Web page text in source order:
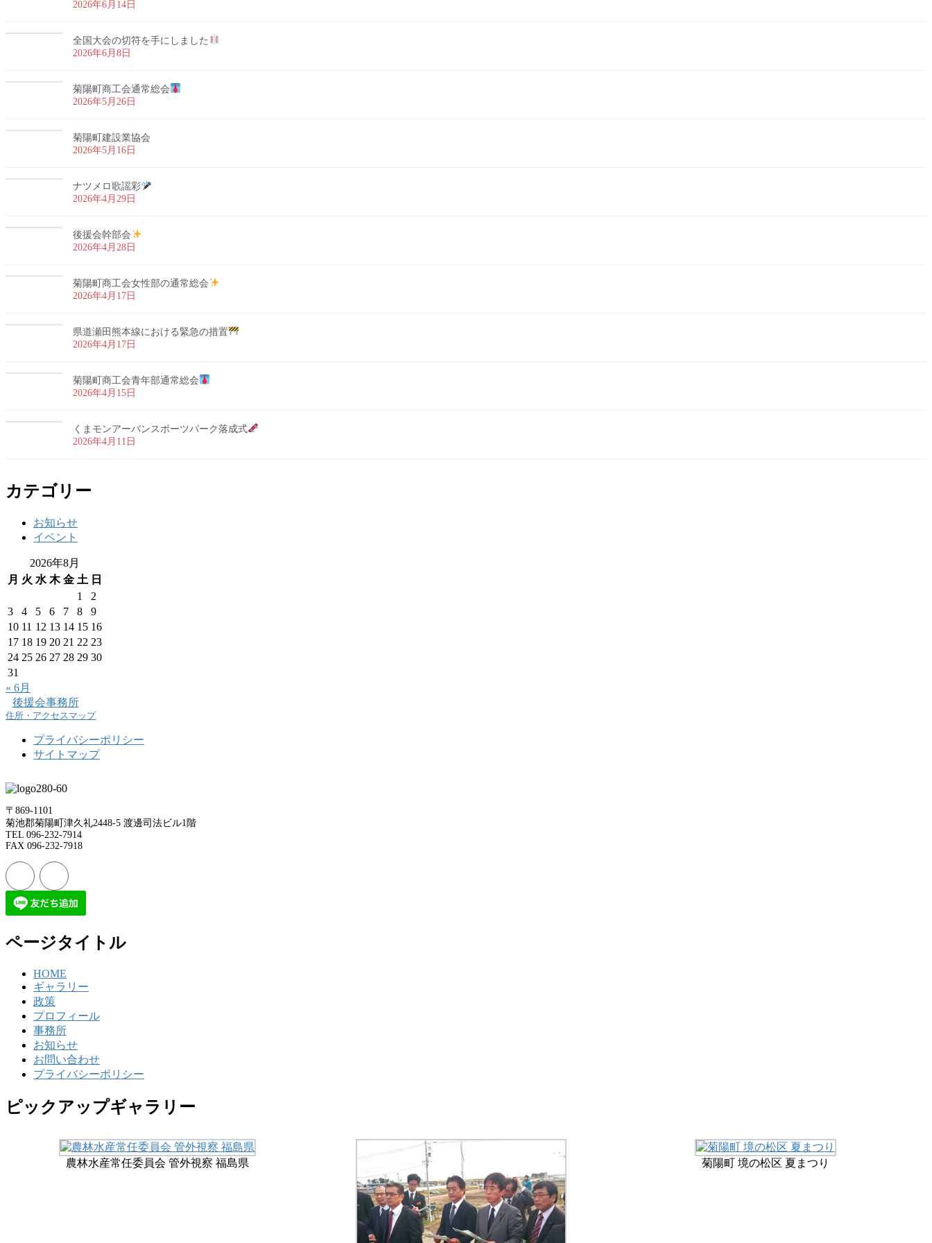
2026年6月14日
全国大会の切符を手にしました
2026年6月8日
菊陽町商工会通常総会
2026年5月26日
菊陽町建設業協会
2026年5月16日
ナツメロ歌謡彩
2026年4月29日
後援会幹部会
2026年4月28日
菊陽町商工会女性部の通常総会
2026年4月17日
県道瀬田熊本線における緊急の措置
2026年4月17日
菊陽町商工会青年部通常総会
2026年4月15日
くまモンアーバンスポーツパーク落成式
2026年4月11日
カテゴリー
お知らせ
イベント
2026年8月
月 火 水 木 金 土 日
1
2
3
4 5 6 7 8
9
10 11 12 13 14 15 16
17 18 19 20 21 22 23
24 25 26 27 28 29 30
31
« 6月
後援会事務所
住所・アクセスマップ
プライバシーポリシー
サイトマップ
〒869-1101
菊池郡菊陽町津久礼2448-5 渡邊司法ビル1階
TEL 096-232-7914
FAX 096-232-7918
ページタイトル
HOME
ギャラリー
政策
プロフィール
事務所
お知らせ
お問い合わせ
プライバシーポリシー
ピックアップギャラリー
農林水産常任委員会 管外視察 福島県 菊陽町 境の松区 夏まつり